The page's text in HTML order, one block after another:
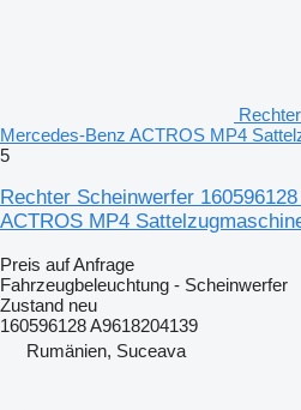
Mercedes-Benz ACTROS MP4
5
Rechter Scheinwerfer
ACTROS MP4
Preis auf Anfrage
Fahrzeugbeleuchtung - Scheinwerfer
Zustand neu
160596128 A9618204139
Rumänien, Suceava